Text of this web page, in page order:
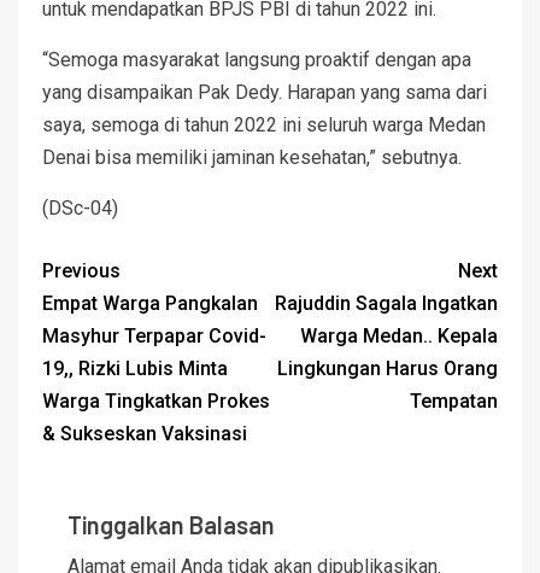
untuk mendapatkan BPJS PBI di tahun 2022 ini.
“Semoga masyarakat langsung proaktif dengan apa
yang disampaikan Pak Dedy. Harapan yang sama dari
saya, semoga di tahun 2022 ini seluruh warga Medan
Denai bisa memiliki jaminan kesehatan,” sebutnya.
(DSc-04)
Previous
Empat Warga Pangkalan
Masyhur Terpapar Covid-
19,, Rizki Lubis Minta
Warga Tingkatkan Prokes
& Sukseskan Vaksinasi
Next
Rajuddin Sagala Ingatkan
Warga Medan.. Kepala
Lingkungan Harus Orang
Tempatan
Tinggalkan Balasan
Alamat email Anda tidak akan dipublikasikan.